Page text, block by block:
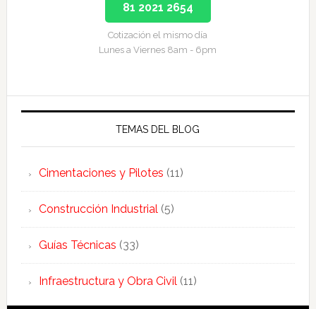
81 2021 2654
Cotización el mismo día
Lunes a Viernes 8am - 6pm
TEMAS DEL BLOG
Cimentaciones y Pilotes (11)
Construcción Industrial(5)
Guías Técnicas (33)
Infraestructura y Obra Civil(11)